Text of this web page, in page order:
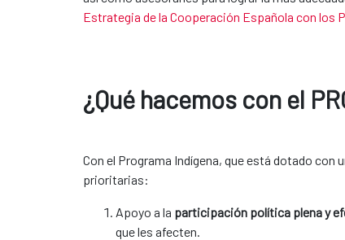
Estrategia de la Cooperación Española con los
¿Qué hacemos con el
Con el Programa Indígena, que está dotado
prioritarias:
Apoyo a la participación política plena y
que les afecten.